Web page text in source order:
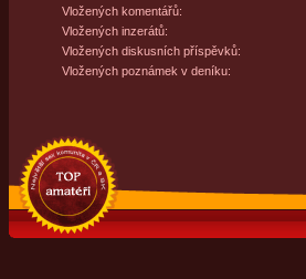
Vložených komentářů:
Vložených inzerátů:
Vložených diskusních příspěvků:
Vložených poznámek v deníku: